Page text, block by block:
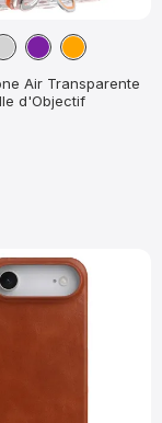
VioletOrange
Air Transparente
d'Objectif